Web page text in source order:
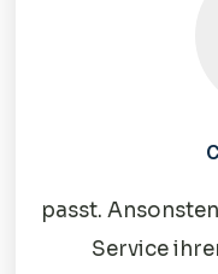
passt.
Service